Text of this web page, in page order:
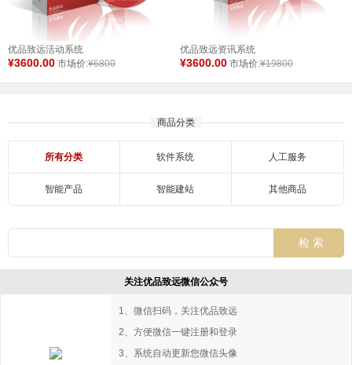
优品致远活动系统
¥3600.00 市场价:¥6800
优品致远资讯系统
¥3600.00市场价:¥19800
商品分类
所有分类 软件系统 人工服务
智能产品 智能建站 其他商品
关注优品致远微信公众号
1、微信扫码，关注优品致远
2、方便微信一键注册和登录
3、系统自动更新您微信头像